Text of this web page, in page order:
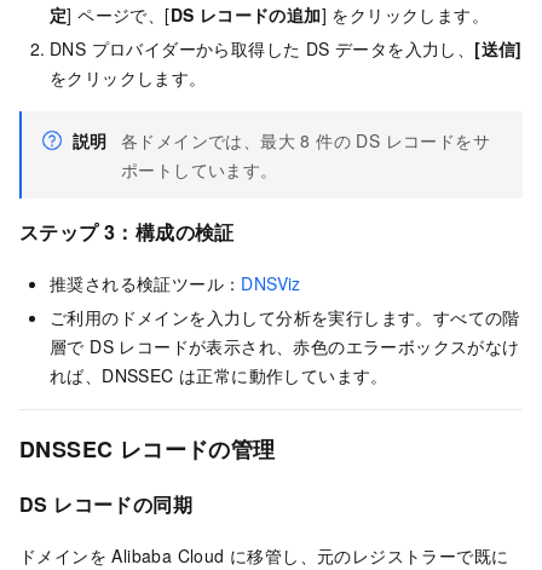
定] ページで、[DS レコードの追加] をクリックします。
DNS プロバイダーから取得した DS データを入力し、 [送信]
をクリックします。
説明 各ドメインでは、最大 8 件の DS レコードをサ
ポートしています。
ステップ 3：構成の検証
推奨される検証ツール： DNSViz
ご利用のドメインを入力して分析を実行します。すべての階
層で DS レコードが表示され、赤色のエラーボックスがなけ
れば、DNSSEC は正常に動作しています。
DNSSEC レコードの管理
DS レコードの同期
ドメインを Alibaba Cloud に移管し、元のレジストラーで既に